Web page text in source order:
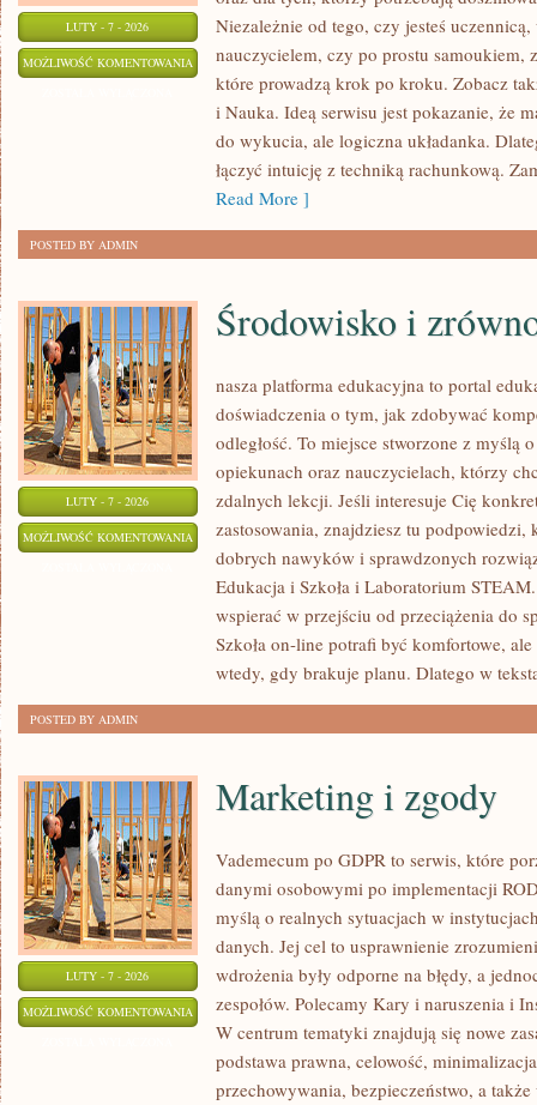
LUTY - 7 - 2026
MOŻLIWOŚĆ KOMENTOWANIA MATEMATYCZNE
CIEKAWOSTKI
ZAGADKI
Niezależnie od tego, czy jesteś
nauczycielem, czy po prostu samoukiem,
które prowadzą krok po kroku. Zobacz
i Nauka. Ideą serwisu jest pokazanie, że
do wykucia, ale logiczna układanka.
łączyć intuicję z techniką rachunkową.
Read More ]
POSTED BY ADMIN
LUTY - 7 - 2026
MOŻLIWOŚĆ KOMENTOWANIA ŚRODOWISKO
ZRÓWNOWAŻONY
ROZWÓJ
Środowisko i
nasza platforma edukacyjna to portal
doświadczenia o tym, jak zdobywać
odległość. To miejsce stworzone z myślą
opiekunach oraz nauczycielach, którzy
zdalnych lekcji. Jeśli interesuje Cię
zastosowania, znajdziesz tu
dobrych nawyków i sprawdzonych
Edukacja i Szkoła i Laboratorium
wspierać w przejściu od przeciążenia do
Szkoła on-line potrafi być komfortowe,
wtedy, gdy brakuje planu. Dlatego w
POSTED BY ADMIN
LUTY - 7 - 2026
MOŻLIWOŚĆ KOMENTOWANIA MARKETING
ZGODY
Marketing i zgody
Vademecum po GDPR to serwis, które
danymi osobowymi po implementacji
myślą o realnych sytuacjach w
danych. Jej cel to usprawnienie
wdrożenia były odporne na błędy, a
zespołów. Polecamy Kary i naruszenia i
W centrum tematyki znajdują się nowe
podstawa prawna, celowość,
przechowywania, bezpieczeństwo, a